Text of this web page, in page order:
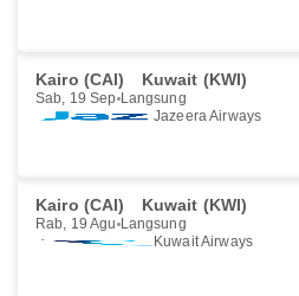
Kairo (CAI) Kuwait (KWI)
Sab, 19 Sep Langsung
Jazeera Airways
Kairo (CAI) Kuwait (KWI)
Rab, 19 Agu Langsung
Kuwait Airways